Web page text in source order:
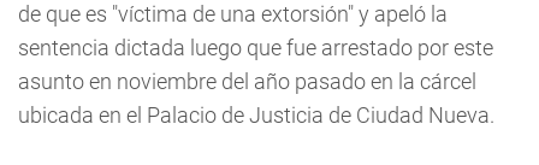
de que es "víctima de una extorsión" y apeló la
sentencia dictada luego que fue arrestado por este
asunto en noviembre del año pasado en la cárcel
ubicada en el Palacio de Justicia de Ciudad Nueva.